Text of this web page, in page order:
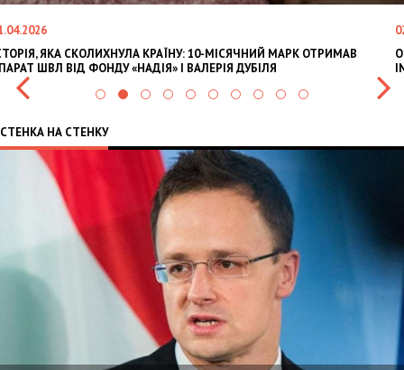
10-МІСЯЧНИЙ МАРК ОТРИМАВ
І ВАЛЕРІЯ ДУБІЛЯ
OLEKSII ABASOV: HOW
INTERNATIONAL
СТЕНКА НА СТЕНКУ